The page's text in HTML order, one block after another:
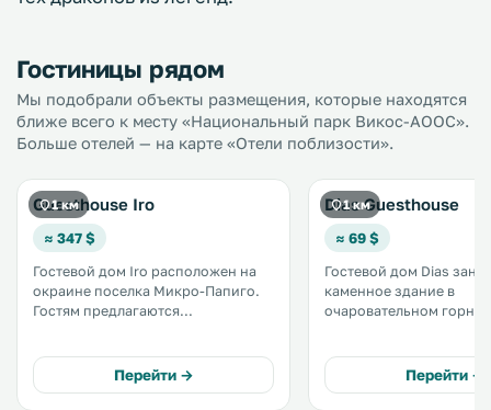
Гостиницы рядом
Мы подобрали объекты размещения, которые находятся
ближе всего к месту «Национальный парк Викос-АООС».
Больше отелей — на карте «Отели поблизости».
1 км
Guesthouse Iro
≈ 347 $
Гостевой дом Iro расположен на
окраине поселка Микро-Папиго.
Гостям предлагаются
деревню Мегало-Папиго. .
Перейти →
1 км
Dias Guesthouse
≈ 69 $
Гостевой дом Dias
каменное здание в
очаровательном
оцените
Перейти →